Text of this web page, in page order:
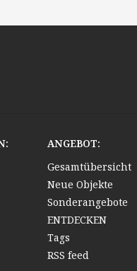
ANGEBOT:
Gesamtübersicht
Neue Objekte
Sonderangebote
ENTDECKEN
Tags
RSS feed